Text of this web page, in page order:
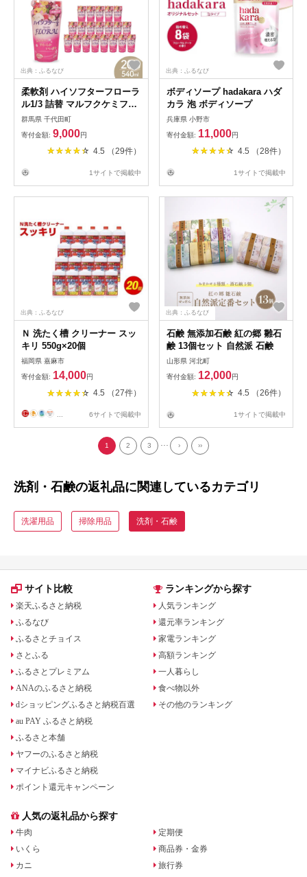
出典：ふるなび
柔軟剤 ハイソフターフローラ
ル1/3 詰替 マルフクケミファ
柔軟剤
群馬県 千代田町
寄付金額: 9,000円
4.5 （29件）
1サイトで掲載中
出典：ふるなび
ボディソープ hadakara ハダ
カラ 泡 ボディソープ
兵庫県 小野市
寄付金額: 11,000円
4.5 （28件）
1サイトで掲載中
出典：ふるなび
Ｎ 洗たく槽 クリーナー スッ
キリ 550g×20個
福岡県 嘉麻市
寄付金額: 14,000円
4.5 （27件）
... 6サイトで掲載中
出典：ふるなび
石鹸 無添加石鹸 紅の郷 雛石
鹸 13個セット 自然派 石鹸
山形県 河北町
寄付金額: 12,000円
4.5 （26件）
1サイトで掲載中
1 2 3 ... › ››
洗剤・石鹸の返礼品に関連しているカテゴリ
洗濯用品 掃除用品 洗剤・石鹸
サイト比較
楽天ふるさと納税
ふるなび
ふるさとチョイス
さとふる
ふるさとプレミアム
ANAのふるさと納税
dショッピングふるさと納税百選
au PAY ふるさと納税
ふるさと本舗
ヤフーのふるさと納税
マイナビふるさと納税
ポイント還元キャンペーン
ランキングから探す
人気ランキング
還元率ランキング
家電ランキング
高額ランキング
一人暮らし
食べ物以外
その他のランキング
人気の返礼品から探す
牛肉
いくら
カニ
定期便
商品券・金券
旅行券